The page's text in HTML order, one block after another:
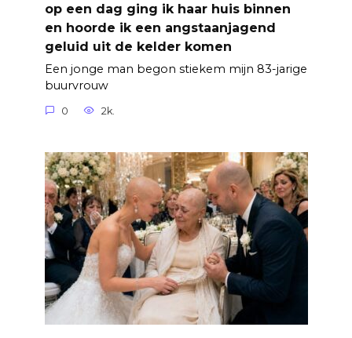
op een dag ging ik haar huis binnen
en hoorde ik een angstaanjagend
geluid uit de kelder komen
Een jonge man begon stiekem mijn 83-jarige
buurvrouw
0 2k.